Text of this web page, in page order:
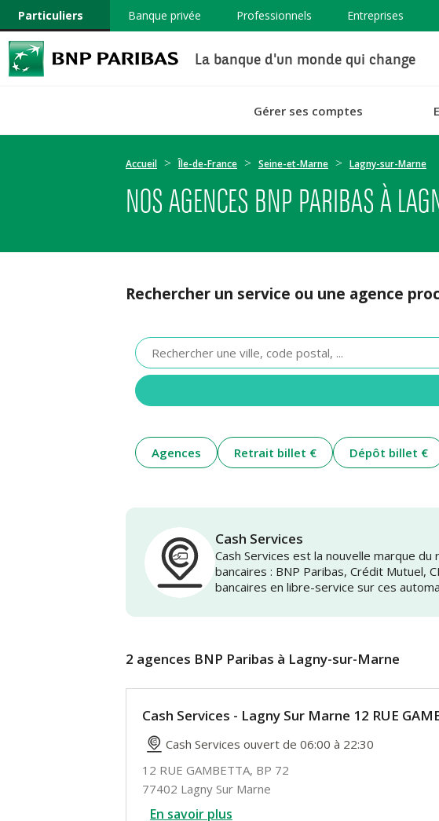
Particuliers Banque privée Professionnels Entreprises
La banque d'un monde qui change
Gérer ses comptes
Accueil Île-de-France Seine-et-Marne Lagny-sur-Marne
NOS AGENCES BNP PARIBAS À
Rechercher un service ou une agence
Veuillez
renseigner
une
adresse
Agences Retrait billet € Dépôt billet €
Cash Services
Cash Services est la nouvelle marque
bancaires : BNP Paribas, Crédit Mutuel,
bancaires en libre-service sur ces
2 agences BNP Paribas à Lagny-sur-Marne
Cash Services - Lagny Sur Marne 12 RUE
Cash Services ouvert de 06:00 à 22:30
12 RUE GAMBETTA, BP 72
77402 Lagny Sur Marne
En savoir plus